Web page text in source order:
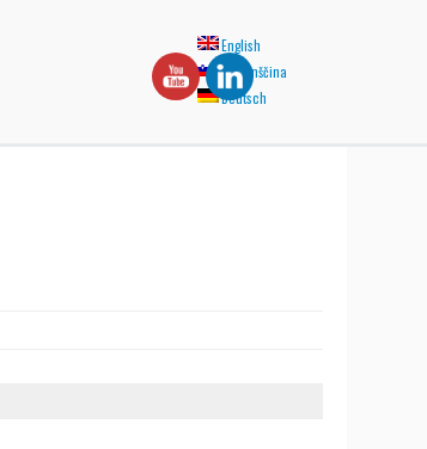
English
Slovenščina
Deutsch